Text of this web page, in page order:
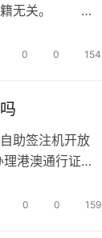
户籍无关。 武
0 0 154
助签注机开放
港澳通行证旅
0 0 159